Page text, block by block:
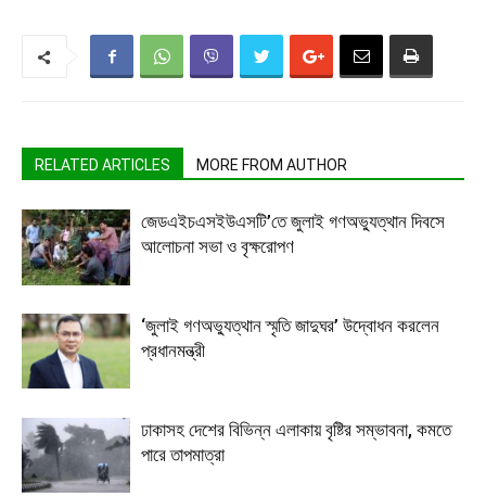
RELATED ARTICLES MORE FROM AUTHOR
জেডএইচএসইউএসটি’তে জুলাই গণঅভ্যুত্থান দিবসে
আলোচনা সভা ও বৃক্ষরোপণ
‘জুলাই গণঅভ্যুত্থান স্মৃতি জাদুঘর’ উদ্বোধন করলেন
প্রধানমন্ত্রী
ঢাকাসহ দেশের বিভিন্ন এলাকায় বৃষ্টির সম্ভাবনা, কমতে
পারে তাপমাত্রা